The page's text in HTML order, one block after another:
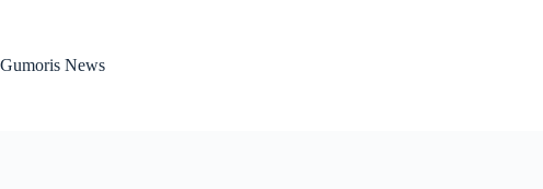
Gumoris News